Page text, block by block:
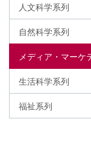
人文科学系列
自然科学系列
メディア・マーケ
生活科学系列
福祉系列